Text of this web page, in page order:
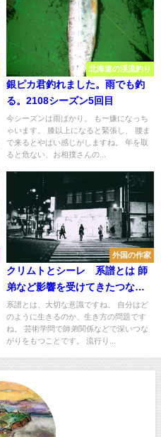
北海道の渓流釣り
銀ピカ君釣れました。雨でも釣
る。2108シーズン5回目
今シーズンは雨ばかり。 もー嫌になっち
ゃいます。 膝以上になると緊張し、 腰ま
で来るとやばい感じがしますね。 年を取
ると危ない、お相撲さんの...
外国の作家
クリムトとシーレ 系譜とは 師
弟など影響を受けてきたつなが
り
系譜とは、大切な意識ですね。 自分はど
のように生きるのか、生き方の問題です
ね。 芸術学問で師弟関係などで深いつな
がりをもつことです。 流行り...